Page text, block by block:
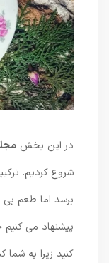
در این بخش مجله
شروع کردیم. ترکیبی
برسد اما طعم بی
پیشنهاد می کنیم
کنید زیرا به شما کمک